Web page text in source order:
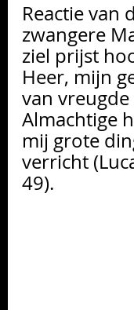
Reactie van
zwangere
ziel prijst
Heer, mijn
van
Almachtige
mij grote
verricht
49).